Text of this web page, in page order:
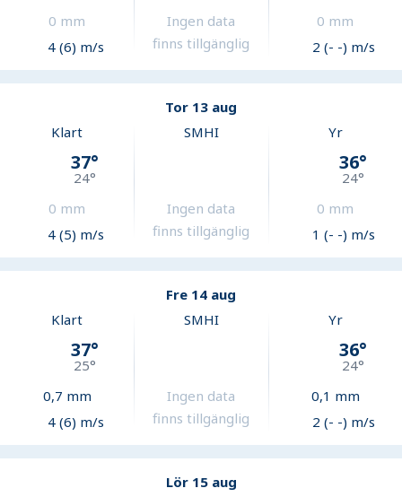
0 mm
4 (6) m/s
Ingen data
finns tillgänglig
0 mm
2 (- -) m/s
Tor 13 aug
Klart
37°
24°
0 mm
4 (5) m/s
SMHI
Ingen data
finns tillgänglig
Yr
36°
24°
0 mm
1 (- -) m/s
Fre 14 aug
Klart
37°
25°
0,7 mm
4 (6) m/s
SMHI
Ingen data
finns tillgänglig
Yr
36°
24°
0,1 mm
2 (- -) m/s
Lör 15 aug